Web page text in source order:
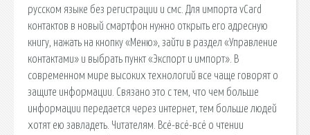
русском языке без регистрации и смс. Для импорта vCard
контактов в новый смартфон нужно открыть его адресную
книгу, нажать на кнопку «Меню», зайти в раздел «Управление
контактами» и выбрать пункт «Экспорт и импорт». В
современном мире высоких технологий все чаще говорят о
защите информации. Связано это с тем, что чем больше
информации передается через интернет, тем больше людей
хотят ею завладеть. Читателям. Всё-всё-всё о чтении